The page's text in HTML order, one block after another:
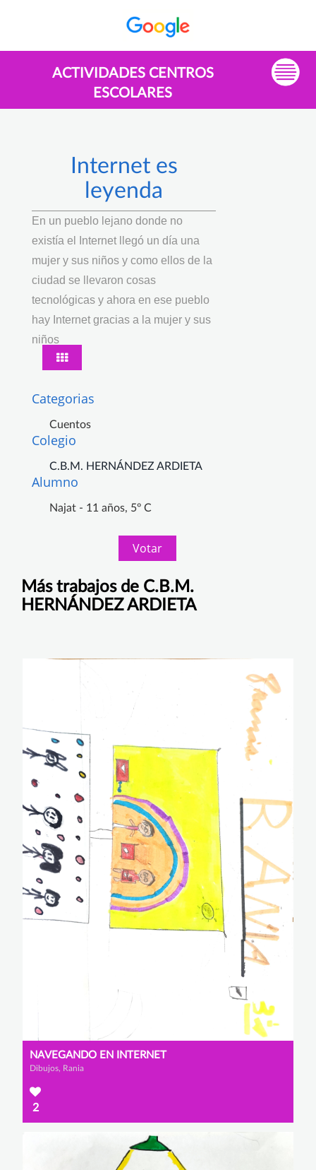
ACTIVIDADES CENTROS
ESCOLARES
Internet es
leyenda
En un pueblo lejano donde no
existía el Internet llegó un día una
mujer y sus niños y como ellos de la
ciudad se llevaron cosas
tecnológicas y ahora en ese pueblo
hay Internet gracias a la mujer y sus
niños
Categorias
Cuentos
Colegio
C.B.M. HERNÁNDEZ ARDIETA
Alumno
Najat - 11 años, 5º C
Votar
Más trabajos de C.B.M.
HERNÁNDEZ ARDIETA
NAVEGANDO EN INTERNET
Dibujos, Rania
2